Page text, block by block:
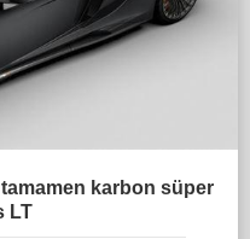
karbon süper
LT